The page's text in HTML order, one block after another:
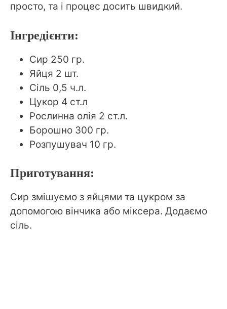
просто, та і процес досить швидкий.
Інгредієнти:
Сир 250 гр.
Яйця 2 шт.
Сіль 0,5 ч.л.
Цукор 4 ст.л
Рослинна олія 2 ст.л.
Борошно 300 гр.
Розпушувач 10 гр.
Приготування:
Сир змішуємо з яйцями та цукром за
допомогою вінчика або міксера. Додаємо
сіль.